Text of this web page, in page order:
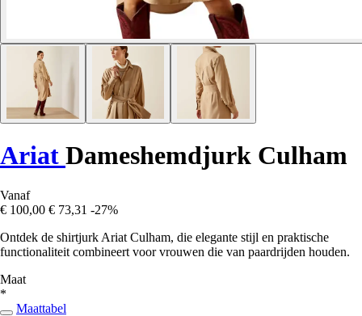
Ariat Dameshemdjurk Culham
Vanaf
€ 100,00 € 73,31 -27%
Ontdek de shirtjurk Ariat Culham, die elegante stijl en praktische
functionaliteit combineert voor vrouwen die van paardrijden houden.
Maat
*
Maattabel